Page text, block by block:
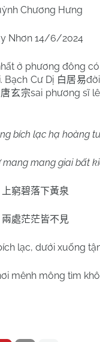
Chương Hưng
Nhơn 14/6/2024
ở phương đông
Bạch Cư Dị 白居易
唐玄宗sai phương sĩ
bích lạc hạ hoàng
mang mang giai bất
上窮碧落下黃泉
兩處茫茫皆不見
lạc, dưới xuống
mênh mông tìm